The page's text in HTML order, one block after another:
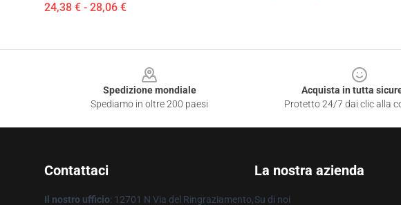
24,38 € - 28,06 €
Spedizione mondiale
Spediamo in oltre 200 paesi
Acquista in tutta
Protetto 24/7 dai clic alla
Contattaci
Il nostro ufficio: 12701 N Via del Ringraziamento,
La nostra azienda
Su di noi